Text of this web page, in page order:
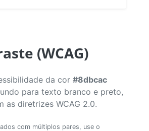
(WCAG)
da cor #8dbcac
para texto branco e preto,
as diretrizes WCAG 2.0.
com múltiplos pares, use o